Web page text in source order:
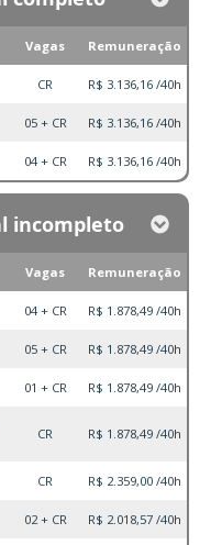
Vagas Remuneração
CR R$ 3.136,16 /40h
05 + CR R$ 3.136,16 /40h
04 + CR R$ 3.136,16 /40h
incompleto
Vagas Remuneração
04 + CR R$ 1.878,49 /40h
05 + CR R$ 1.878,49 /40h
01 + CR R$ 1.878,49 /40h
CR R$ 1.878,49 /40h
CR R$ 2.359,00 /40h
02 + CR R$ 2.018,57 /40h